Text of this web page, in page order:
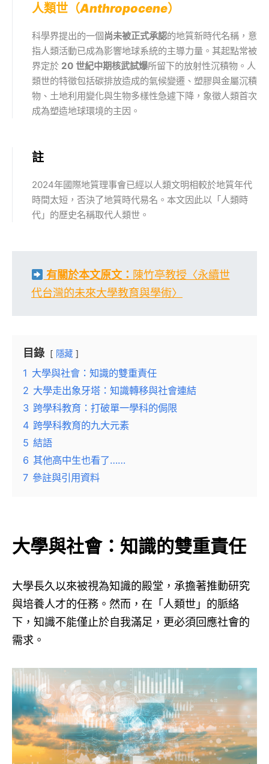
人類世（Anthropocene）
科學界提出的一個 尚未被正式承認的地質新時代名稱，意
指人類活動已成為影響地球系統的主導力量。其起點常被
界定於 20 世紀中期核武試爆所留下的放射性沉積物。人
類世的特徵包括碳排放造成的氣候變遷、塑膠與金屬沉積
物、土地利用變化與生物多樣性急遽下降，象徵人類首次
成為塑造地球環境的主因。
註
2024年國際地質理事會已經以人類文明相較於地質年代
時間太短，否決了地質時代易名。本文因此以「人類時
代」的歷史名稱取代人類世。
有關於本文原文： 陳竹亭教授〈永續世
代台灣的未來大學教育與學術〉
目錄 隱藏
1 大學與社會：知識的雙重責任
2 大學走出象牙塔：知識轉移與社會連結
3 跨學科教育：打破單一學科的侷限
4 跨學科教育的九大元素
5 結語
6 其他高中生也看了……
7 參註與引用資料
大學與社會：知識的雙重責任
大學長久以來被視為知識的殿堂，承擔著推動研究
與培養人才的任務。然而，在「人類世」的脈絡
下，知識不能僅止於自我滿足，更必須回應社會的
需求。